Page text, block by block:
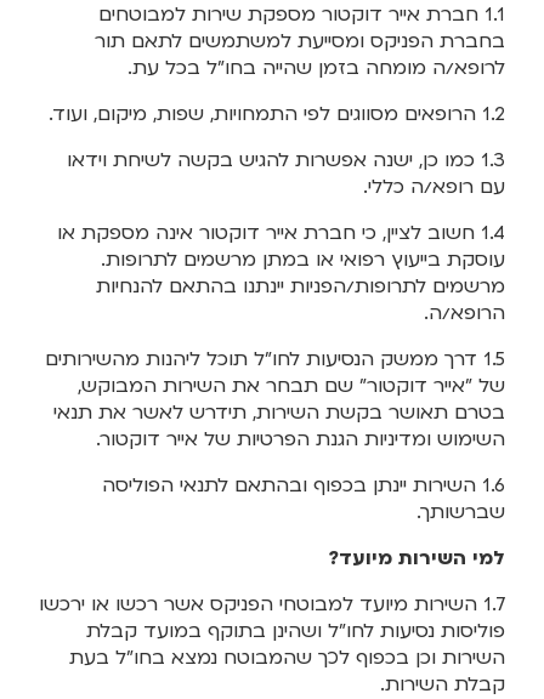
1.1 חברת אייר דוקטור מספקת שירות למבוטחים
בחברת הפניקס ומסייעת למשתמשים לתאם תור
לרופא/ה מומחה בזמן שהייה בחו"ל בכל עת.
1.2 הרופאים מסווגים לפי התמחויות, שפות, מיקום, ועוד.
1.3 כמו כן, ישנה אפשרות להגיש בקשה לשיחת וידאו
עם רופא/ה כללי.
1.4 חשוב לציין, כי חברת אייר דוקטור אינה מספקת או
עוסקת בייעוץ רפואי או במתן מרשמים לתרופות.
מרשמים לתרופות/הפניות יינתנו בהתאם להנחיות
הרופא/ה.
1.5 דרך ממשק הנסיעות לחו"ל תוכל ליהנות מהשירותים
של "אייר דוקטור" שם תבחר את השירות המבוקש,
בטרם תאושר בקשת השירות, תידרש לאשר את תנאי
השימוש ומדיניות הגנת הפרטיות של אייר דוקטור.
1.6 השירות יינתן בכפוף ובהתאם לתנאי הפוליסה
שברשותך.
למי השירות מיועד?
1.7 השירות מיועד למבוטחי הפניקס אשר רכשו או ירכשו
פוליסות נסיעות לחו"ל ושהינן בתוקף במועד קבלת
השירות וכן בכפוף לכך שהמבוטח נמצא בחו"ל בעת
קבלת השירות.